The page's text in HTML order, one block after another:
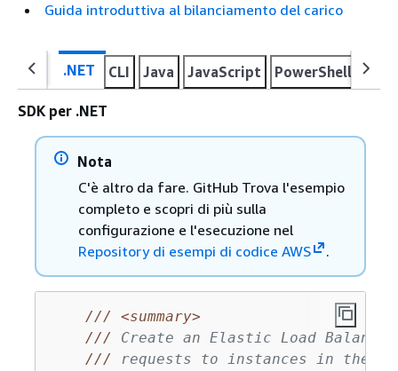
Guida introduttiva al bilanciamento del carico
.NET CLI Java JavaScript PowerShell
SDK per .NET
Nota
C'è altro da fare. GitHub Trova l'esempio
completo e scopri di più sulla
configurazione e l'esecuzione nel
Repository di esempi di codice AWS
.
///
<summary>
/// Create an Elastic Load
/// requests to instances in the